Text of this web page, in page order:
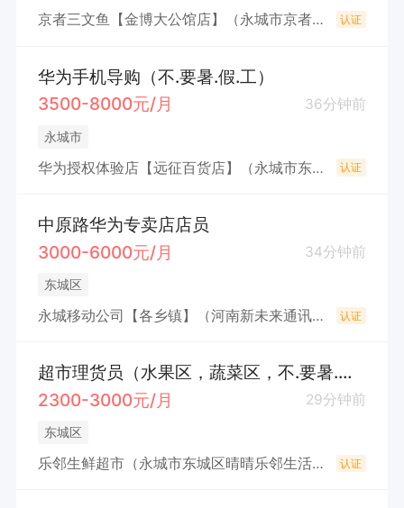
京者三文鱼【金博大公馆店】（永城市京者餐饮店（个体工商户）） 认证
华为手机导购（不.要暑.假.工）
3500-8000元/月
36分钟前
永城市
华为授权体验店【远征百货店】（永城市东城区刘向手机经营部） 认证
中原路华为专卖店店员
3000-6000元/月
34分钟前
东城区
永城移动公司【各乡镇】（河南新未来通讯科技有限公司） 认证
超市理货员（水果区，蔬菜区，不.要暑.假.工）
2300-3000元/月
29分钟前
东城区
乐邻生鲜超市（永城市东城区晴晴乐邻生活便利店） 认证